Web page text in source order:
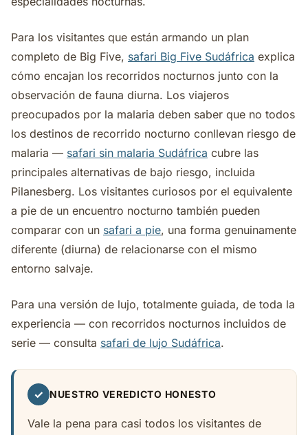
Para los visitantes que están armando un plan
completo de Big Five, safari Big Five Sudáfrica explica
cómo encajan los recorridos nocturnos junto con la
observación de fauna diurna. Los viajeros
preocupados por la malaria deben saber que no todos
los destinos de recorrido nocturno conllevan riesgo de
malaria — safari sin malaria Sudáfrica cubre las
principales alternativas de bajo riesgo, incluida
Pilanesberg. Los visitantes curiosos por el equivalente
a pie de un encuentro nocturno también pueden
comparar con un safari a pie, una forma genuinamente
diferente (diurna) de relacionarse con el mismo
entorno salvaje.
Para una versión de lujo, totalmente guiada, de toda la
experiencia — con recorridos nocturnos incluidos de
serie — consulta safari de lujo Sudáfrica.
✓ NUESTRO VEREDICTO HONESTO
Vale la pena para casi todos los visitantes de